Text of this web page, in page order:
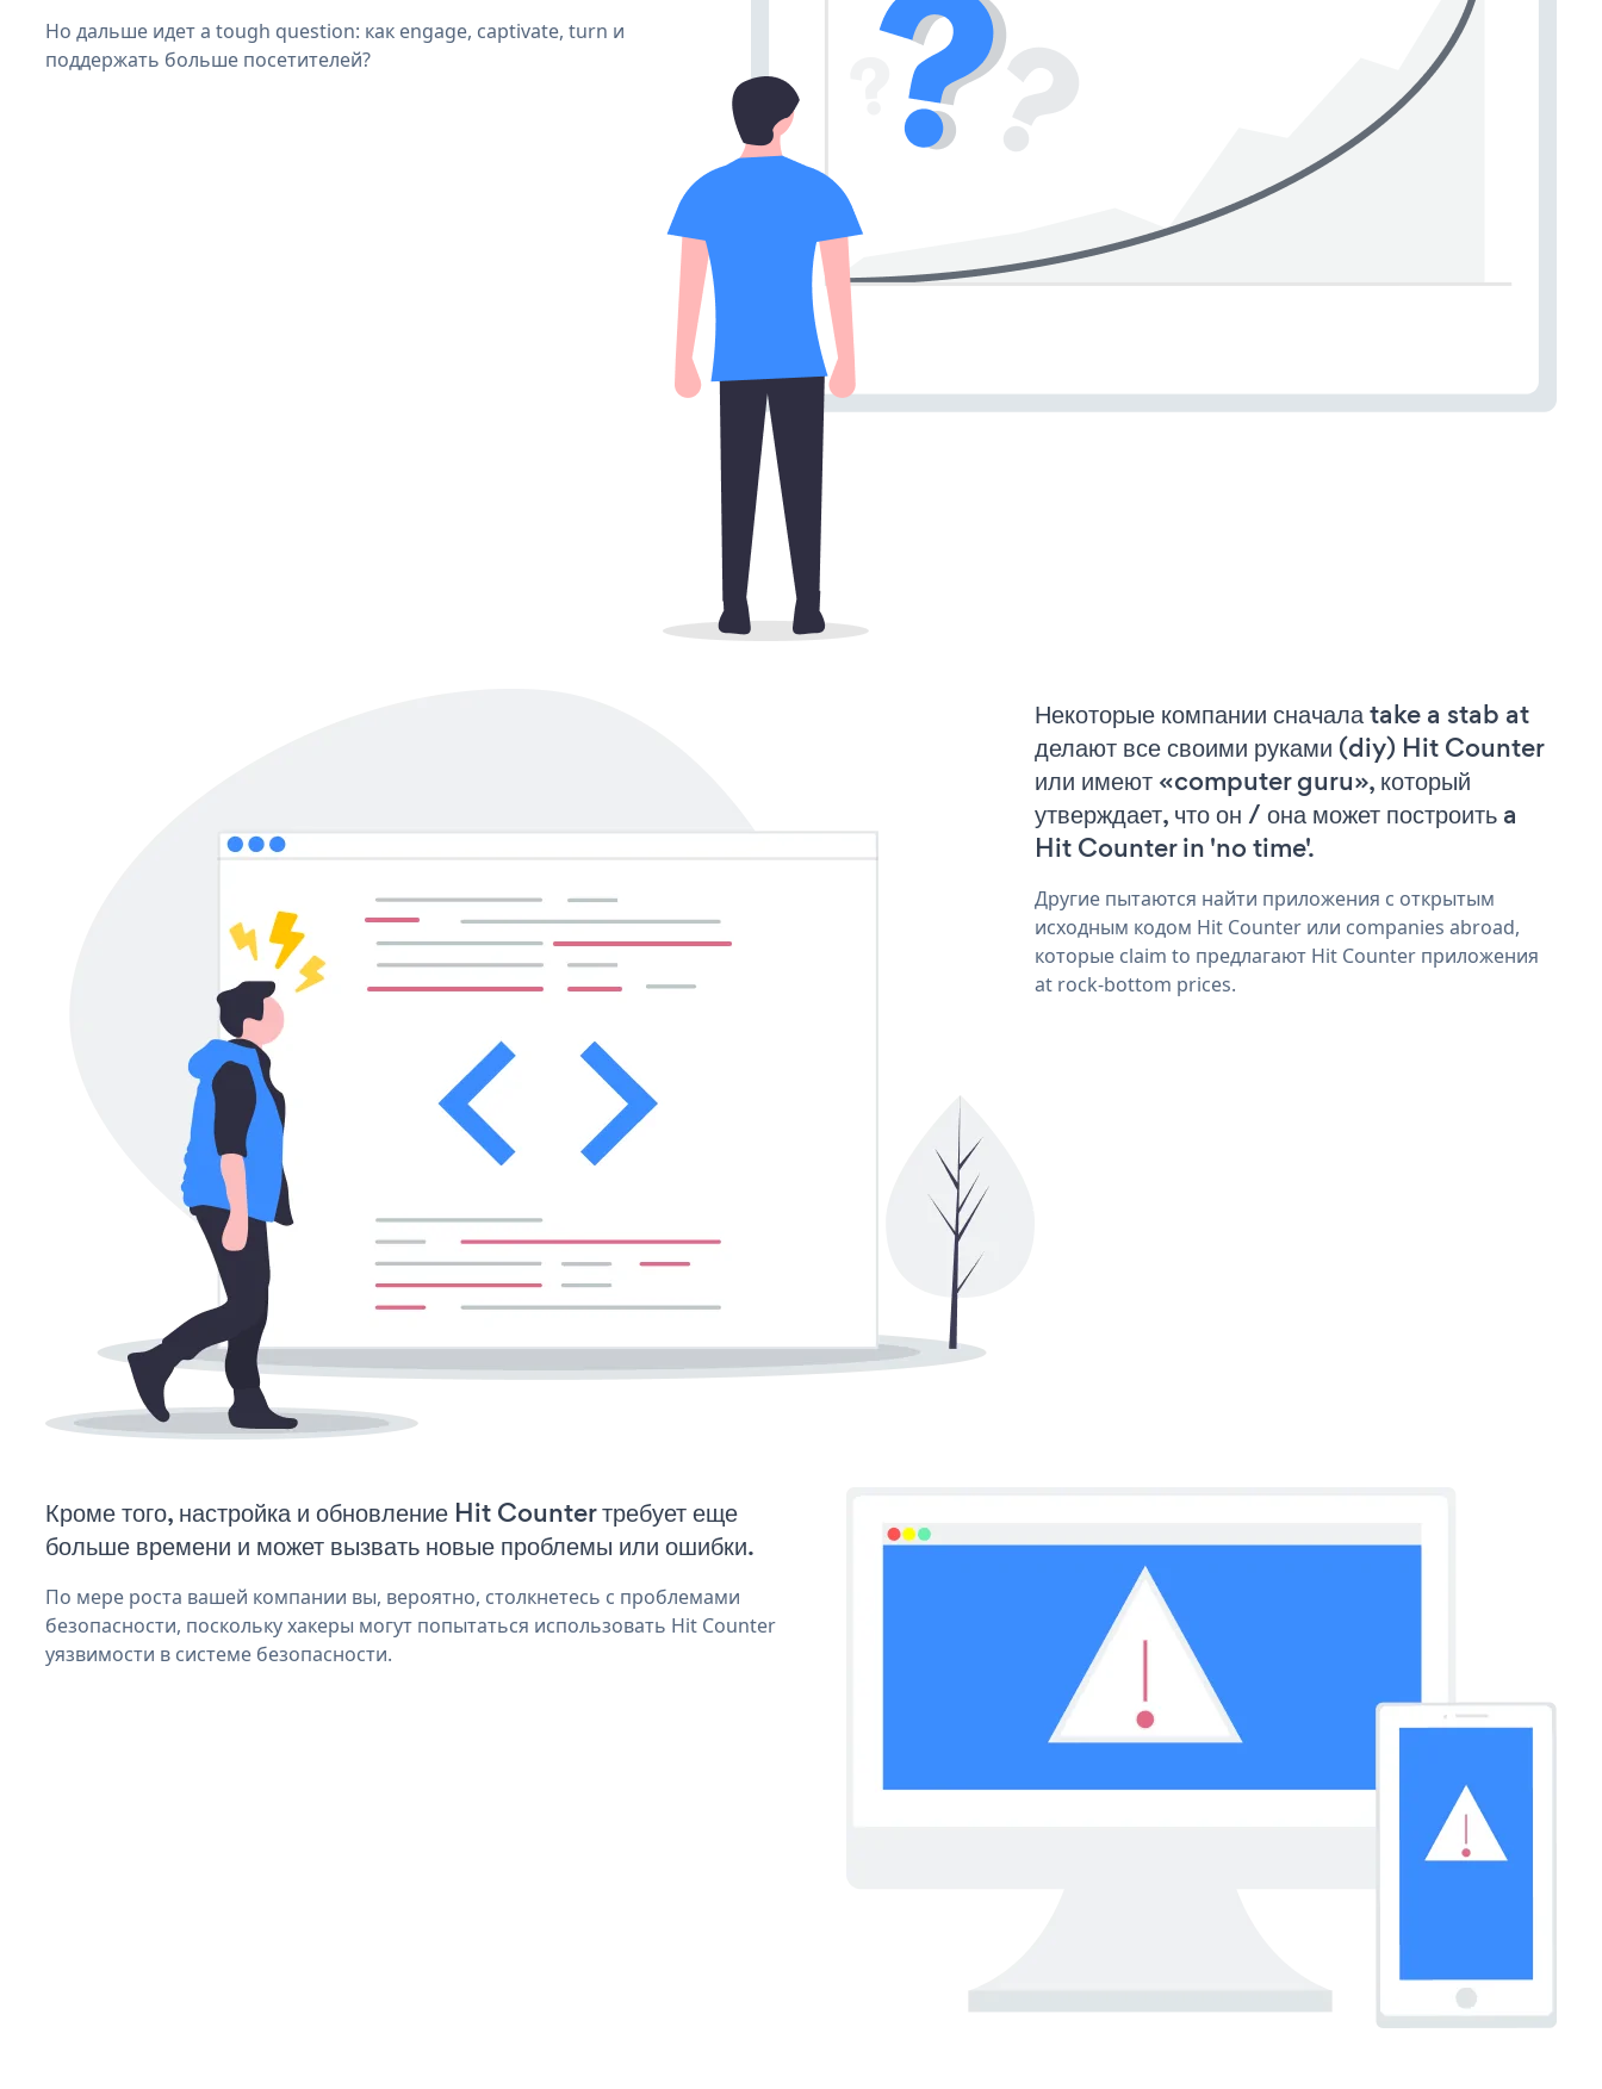
Но дальше идет a tough question: как engage, captivate, turn и
поддержать больше посетителей?
Некоторые компании сначала take a stab at
делают все своими руками (diy) Hit Counter
или имеют «computer guru», который
утверждает, что он / она может построить a
Hit Counter in 'no time'.
Другие пытаются найти приложения с открытым
исходным кодом Hit Counter или companies abroad,
которые claim to предлагают Hit Counter приложения
at rock-bottom prices.
Кроме того, настройка и обновление Hit Counter требует еще
больше времени и может вызвать новые проблемы или ошибки.
По мере роста вашей компании вы, вероятно, столкнетесь с проблемами
безопасности, поскольку хакеры могут попытаться использовать Hit Counter
уязвимости в системе безопасности.